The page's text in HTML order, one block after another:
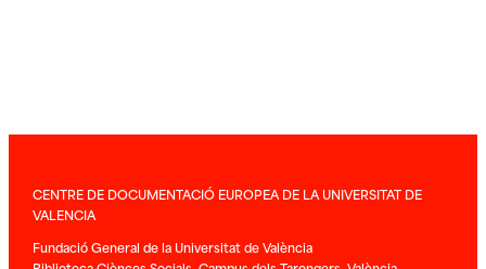
CENTRE DE DOCUMENTACIÓ EUROPEA DE LA UNIVERSITAT DE
VALENCIA
Fundació General de la Universitat de València